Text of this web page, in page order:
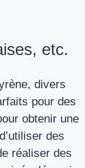
etc.
divers
pour des
obtenir une
des
réaliser des